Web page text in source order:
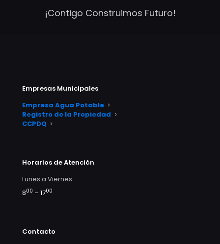
¡Contigo Construimos Futuro!
Empresas Municipales
Empresa Agua Potable
Registro de la Propiedad
CCPDQ
Horarios de Atención
Lunes a Viernes:
800 – 1700
Contacto